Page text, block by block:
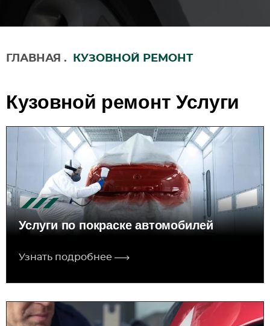
ГЛАВНАЯ . КУЗОВНОЙ РЕМОНТ
Кузовной ремонт Услуги
Услуги по покраске автомобилей
Узнать подробнее